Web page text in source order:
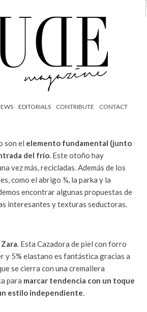
EDITORIALS CONTRIBUTE CONTACT
son el elemento fundamental (junto
del frío. Este otoño hay
vez más, recicladas. Además de los
como el abrigo ¾, la parka y la
encontrar algunas propuestas de
interesantes y texturas seductoras.
. Esta Cazadora de piel con forro
y 5% elastano es fantástica gracias a
se cierra con una cremallera
para marcar tendencia con un toque
estilo independiente.